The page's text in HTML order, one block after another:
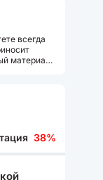
всегда
материал,
38%